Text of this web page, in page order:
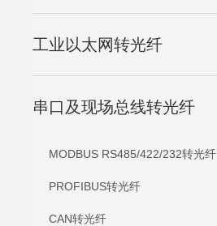
工业以太网转光纤
串口及现场总线转光纤
MODBUS RS485/422/232转光纤
PROFIBUS转光纤
CAN转光纤